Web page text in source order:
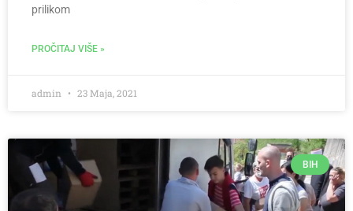
prilikom
PROČITAJ VIŠE »
admin 23 Maja, 2021
BIH